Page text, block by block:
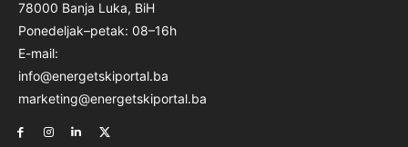
78000 Banja Luka, BiH
Ponedeljak–petak: 08–16h
E-mail:
info@energetskiportal.ba
marketing@energetskiportal.ba